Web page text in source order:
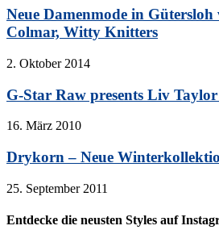
Neue Damenmode in
Colmar, Witty Knitters
2. Oktober 2014
G-Star Raw presents Liv Taylor
16. März 2010
Drykorn – Neue
25. September 2011
Entdecke die neusten Styles auf